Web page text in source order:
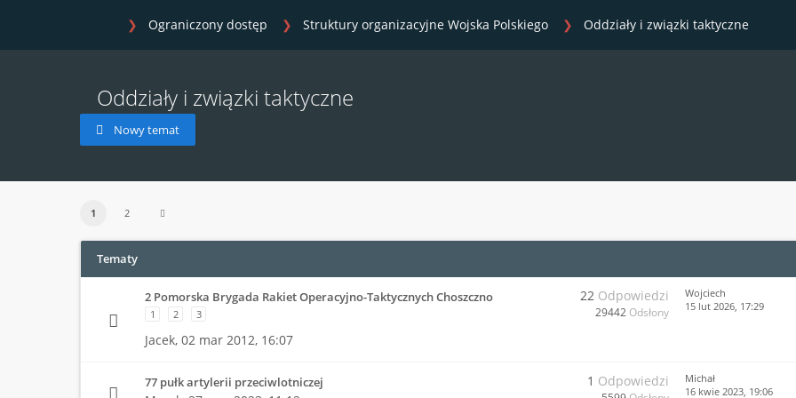
Ograniczony dostęp Struktury organizacyjne Wojska Polskiego Oddziały i związki taktyczne
Oddziały i związki taktyczne
Nowy temat
1 2
Tematy
2 Pomorska Brygada Rakiet Operacyjno-Taktycznych Choszczno
1 2 3
Jacek, 02 mar 2012, 16:07
22 Odpowiedzi
29442 Odsłony
Wojciech
15 lut 2026, 17:29
77 pułk artylerii przeciwlotniczej 1 Odpowiedzi
Michał
16 kwie 2023, 19:06